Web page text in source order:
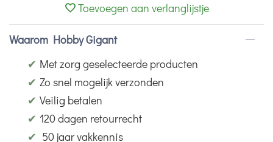
Toevoegen aan verlanglijstje
Waarom Hobby Gigant
✔ Met zorg geselecteerde producten
✔ Zo snel mogelijk verzonden
✔ Veilig betalen
✔ 120 dagen retourrecht
✔ 50 jaar vakkennis